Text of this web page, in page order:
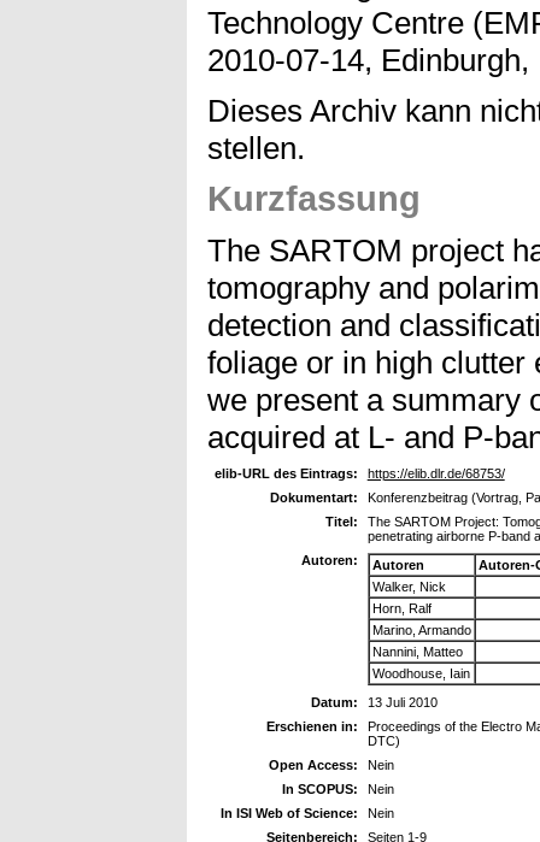
Technology Centre
2010-07-14, Edinburgh,
Dieses Archiv kann
stellen.
Kurzfassung
The SARTOM project
tomography and
detection and
foliage or in high clutter
we present a summary
acquired at L- and P-
elib-URL des Eintrags:
https://elib.dlr.de/68753/
Dokumentart:
Konferenzbeitrag (Vortrag,
Titel:
The SARTOM Project:
penetrating airborne P-band
Autoren:
Autoren
Autoren-
Walker, Nick
Horn, Ralf
Marino, Armando
Nannini, Matteo
Woodhouse, Iain
Datum:
13 Juli 2010
Erschienen in:
Proceedings of the Electro
DTC)
Open Access:
Nein
In SCOPUS:
Nein
In ISI Web of Science:
Nein
Seitenbereich:
Seiten 1-9